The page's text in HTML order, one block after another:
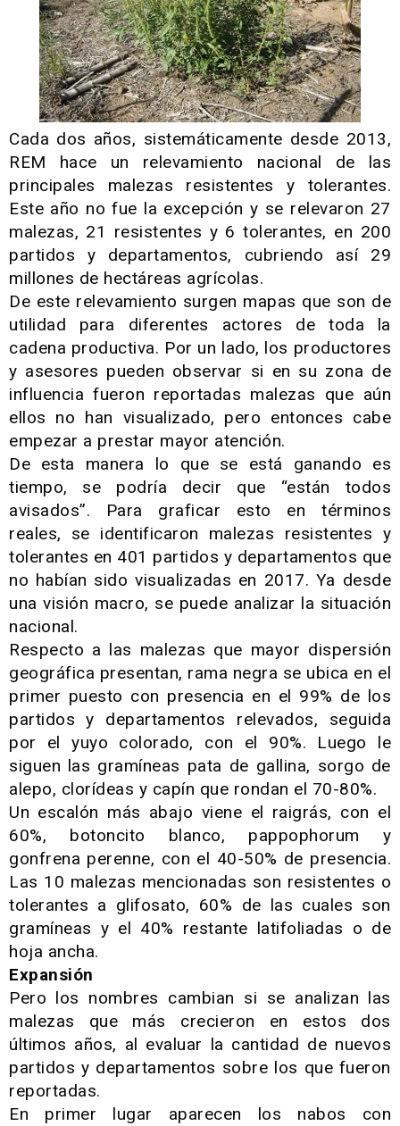
Cada dos años, sistemáticamente desde 2013,
REM hace un relevamiento nacional de las
principales malezas resistentes y tolerantes.
Este año no fue la excepción y se relevaron 27
malezas, 21 resistentes y 6 tolerantes, en 200
partidos y departamentos, cubriendo así 29
millones de hectáreas agrícolas.
De este relevamiento surgen mapas que son de
utilidad para diferentes actores de toda la
cadena productiva. Por un lado, los productores
y asesores pueden observar si en su zona de
influencia fueron reportadas malezas que aún
ellos no han visualizado, pero entonces cabe
empezar a prestar mayor atención.
De esta manera lo que se está ganando es
tiempo, se podría decir que “están todos
avisados”. Para graficar esto en términos
reales, se identificaron malezas resistentes y
tolerantes en 401 partidos y departamentos que
no habían sido visualizadas en 2017. Ya desde
una visión macro, se puede analizar la situación
nacional.
Respecto a las malezas que mayor dispersión
geográfica presentan, rama negra se ubica en el
primer puesto con presencia en el 99% de los
partidos y departamentos relevados, seguida
por el yuyo colorado, con el 90%. Luego le
siguen las gramíneas pata de gallina, sorgo de
alepo, clorídeas y capín que rondan el 70-80%.
Un escalón más abajo viene el raigrás, con el
60%, botoncito blanco, pappophorum y
gonfrena perenne, con el 40-50% de presencia.
Las 10 malezas mencionadas son resistentes o
tolerantes a glifosato, 60% de las cuales son
gramíneas y el 40% restante latifoliadas o de
hoja ancha.
Expansión
Pero los nombres cambian si se analizan las
malezas que más crecieron en estos dos
últimos años, al evaluar la cantidad de nuevos
partidos y departamentos sobre los que fueron
reportadas.
En primer lugar aparecen los nabos con